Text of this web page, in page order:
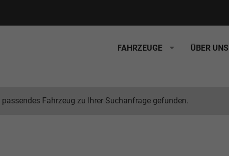
FAHRZEUGE ÜBER UNS
passendes Fahrzeug zu Ihrer Suchanfrage gefunden.